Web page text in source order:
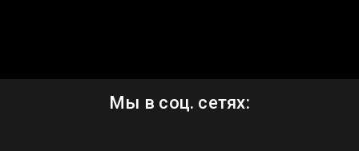
Мы в соц. сетях: